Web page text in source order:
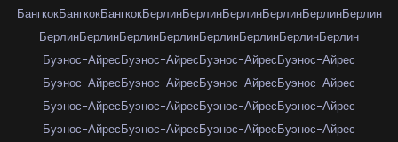
БангкокБангкокБангкокБерлинБерлинБерлинБерлинБерлинБерлин
БерлинБерлинБерлинБерлинБерлинБерлинБерлинБерлин
Буэнос-АйресБуэнос-АйресБуэнос-АйресБуэнос-Айрес
Буэнос-АйресБуэнос-АйресБуэнос-АйресБуэнос-Айрес
Буэнос-АйресБуэнос-АйресБуэнос-АйресБуэнос-Айрес
Буэнос-АйресБуэнос-АйресБуэнос-АйресБуэнос-Айрес